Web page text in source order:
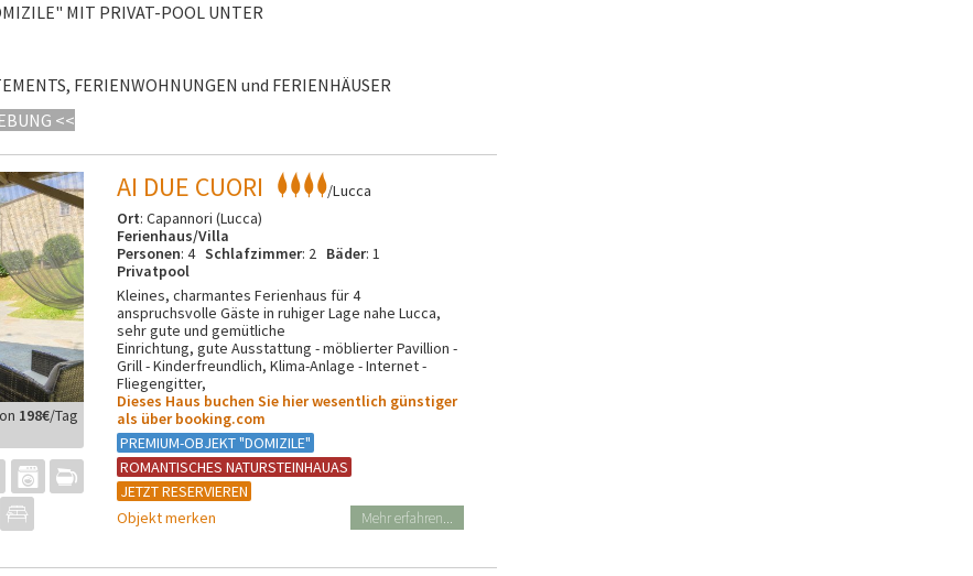
MIT PRIVAT-POOL UNTER
FERIENWOHNUNGEN und FERIENHÄUSER
<<
198€/Tag
AI DUE CUORI
/Lucca
Ort: Capannori (Lucca)
Ferienhaus/Villa
Personen: 4Schlafzimmer: 2 Bäder: 1
Privatpool
Kleines, charmantes Ferienhaus für 4
anspruchsvolle Gäste in ruhiger Lage nahe Lucca,
sehr gute und gemütliche
Einrichtung, gute Ausstattung - möblierter Pavillion -
Grill - Kinderfreundlich, Klima-Anlage - Internet -
Fliegengitter,
Dieses Haus buchen Sie hier wesentlich günstiger
als über booking.com
PREMIUM-OBJEKT "DOMIZILE"
ROMANTISCHES NATURSTEINHAUAS
JETZT RESERVIEREN
Objekt merken
Mehr erfahren...